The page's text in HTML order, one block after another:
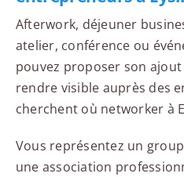
Afterwork, déjeuner
atelier, conférence ou
pouvez proposer son
rendre visible auprès des
cherchent où networker à
Vous représentez un
une association